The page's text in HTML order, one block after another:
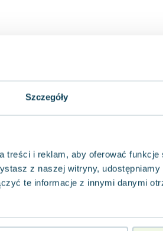
Szczegóły
i reklam, aby oferować funkcje
z naszej witryny, udostępniamy
te informacje z innymi danymi